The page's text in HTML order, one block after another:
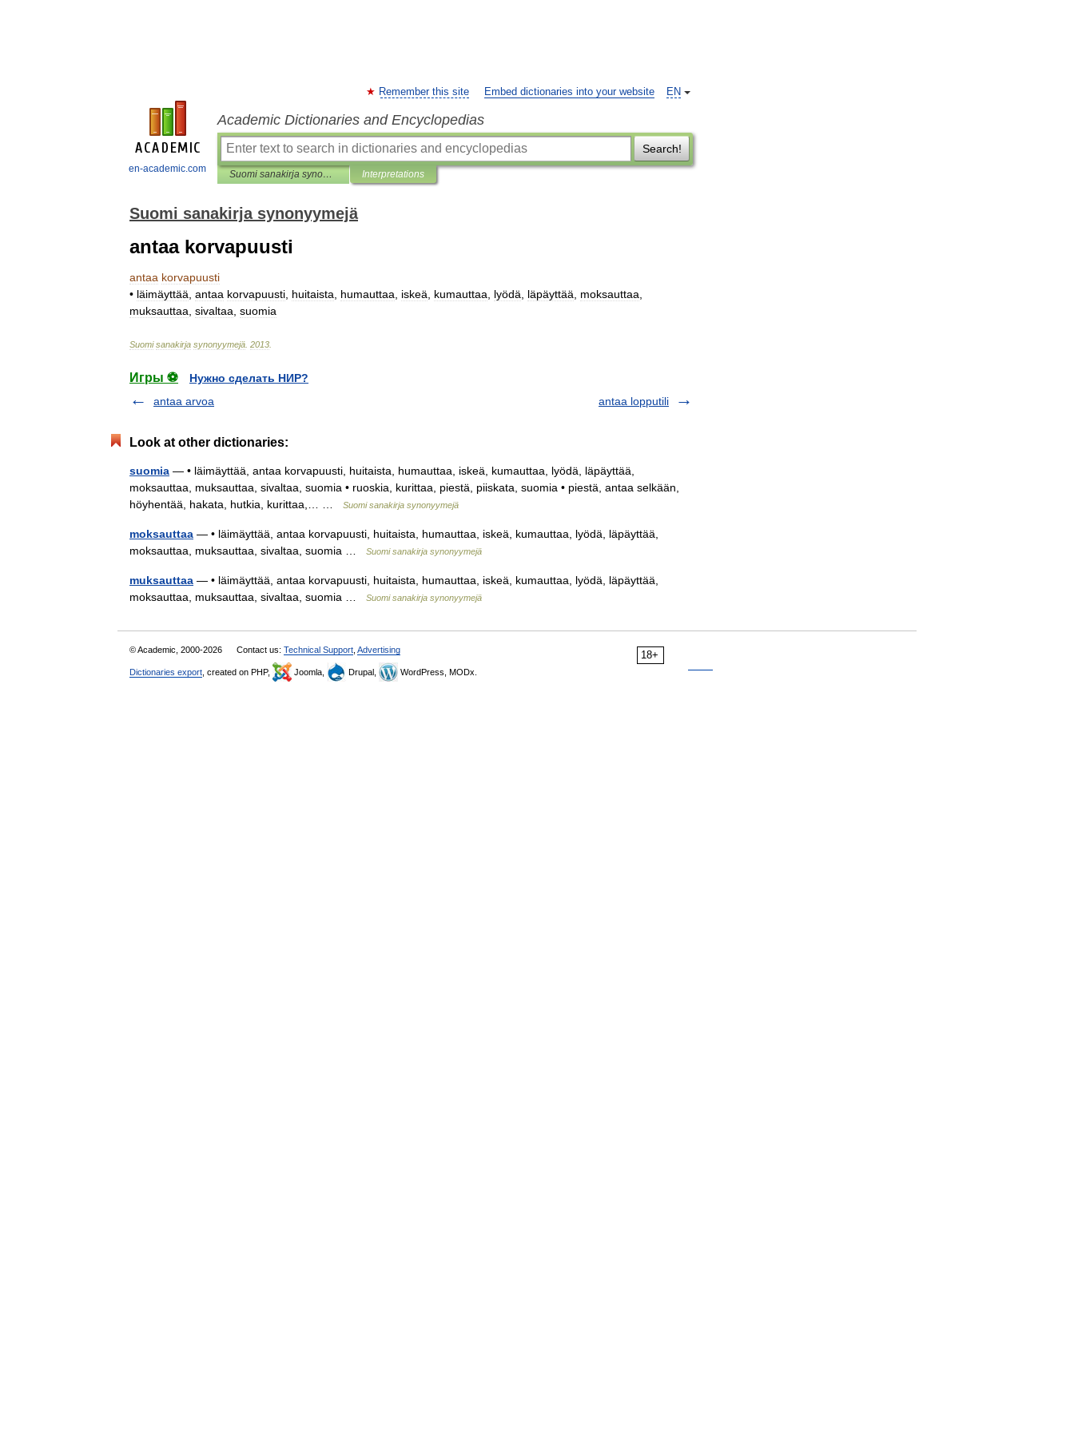
en-academic.com
EN
Remember this site Embed dictionaries into your website
Academic Dictionaries and Encyclopedias
Search!
Suomi sanakirja synonyymejä Interpretations
Suomi sanakirja synonyymejä
antaa korvapuusti
antaa korvapuusti
• läimäyttää antaa korvapuusti huitaista humauttaa iskeä kumauttaa lyödä läpäyttää moksauttaa
muksauttaa sivaltaa suomia
Suomi sanakirja synonyymejä 2013
Игры ⚽
Нужно сделать НИР?
antaa arvoa
antaa lopputili
Look at other dictionaries:
suomia — • läimäyttää, antaa korvapuusti, huitaista, humauttaa, iskeä, kumauttaa, lyödä, läpäyttää,
moksauttaa, muksauttaa, sivaltaa, suomia • ruoskia, kurittaa, piestä, piiskata, suomia • piestä, antaa selkään,
höyhentää, hakata, hutkia, kurittaa,… …
Suomi sanakirja synonyymejä
moksauttaa — • läimäyttää, antaa korvapuusti, huitaista, humauttaa, iskeä, kumauttaa, lyödä, läpäyttää,
moksauttaa, muksauttaa, sivaltaa, suomia …
Suomi sanakirja synonyymejä
muksauttaa — • läimäyttää, antaa korvapuusti, huitaista, humauttaa, iskeä, kumauttaa, lyödä, läpäyttää,
moksauttaa, muksauttaa, sivaltaa, suomia …
Suomi sanakirja synonyymejä
18+
© Academic, 2000-2026 Contact us: Technical Support Advertising
Dictionaries export , created on PHP, Joomla, Drupal, WordPress, MODx.